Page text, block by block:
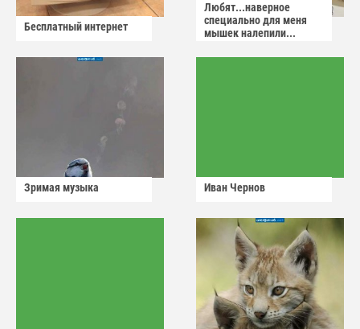
Бесплатный интернет
Любят...наверное
специально для меня
мышек налепили...
Зримая музыка Иван Чернов